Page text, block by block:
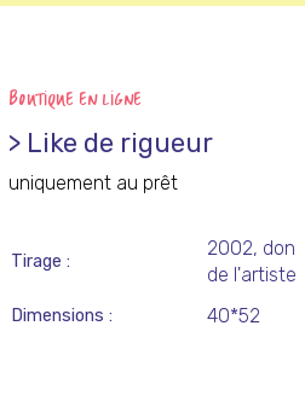
BOUTIQUE EN LIGNE
> Like de rigueur
uniquement au prêt
Tirage
2002, don
de l'artiste
Dimensions 40*52